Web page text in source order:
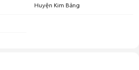
Huyện Kim Bảng